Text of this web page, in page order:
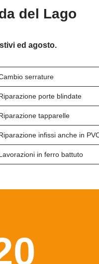
del Lago
ed agosto.
serrature
porte blindate
tapparelle
infissi anche in
in ferro battuto